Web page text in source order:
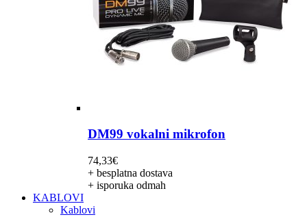
DM99 vokalni mikrofon
74,33€
+ besplatna dostava
+ isporuka odmah
KABLOVI
Kablovi